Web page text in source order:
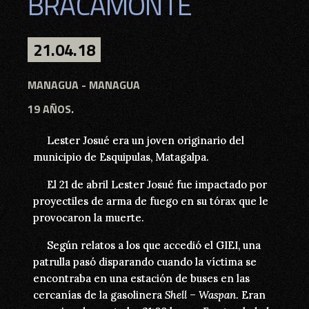
21.04.18
MANAGUA
19 AÑOS.
Lester Josué era un joven originario del
municipio de Esquipulas, Matagalpa.
El 21 de abril Lester Josué fue impactado por
proyectiles de arma de fuego en su tórax que le
provocaron la muerte.
Según relatos a los que accedió el GIEI, una
patrulla pasó disparando cuando la víctima se
encontraba en una estación de buses en las
cercanías de la gasolinera Shell – Waspan. Eran
21.04.18
MANAGUA - MANAGUA
19 AÑOS.
Lester Josué era un joven originario del
municipio de Esquipulas, Matagalpa.
El 21 de abril Lester Josué fue impactado por
proyectiles de arma de fuego en su tórax que le
provocaron la muerte.
Según relatos a los que accedió el GIEI, una
patrulla pasó disparando cuando la víctima se
encontraba en una estación de buses en las
cercanías de la gasolinera Shell – Waspan. Eran